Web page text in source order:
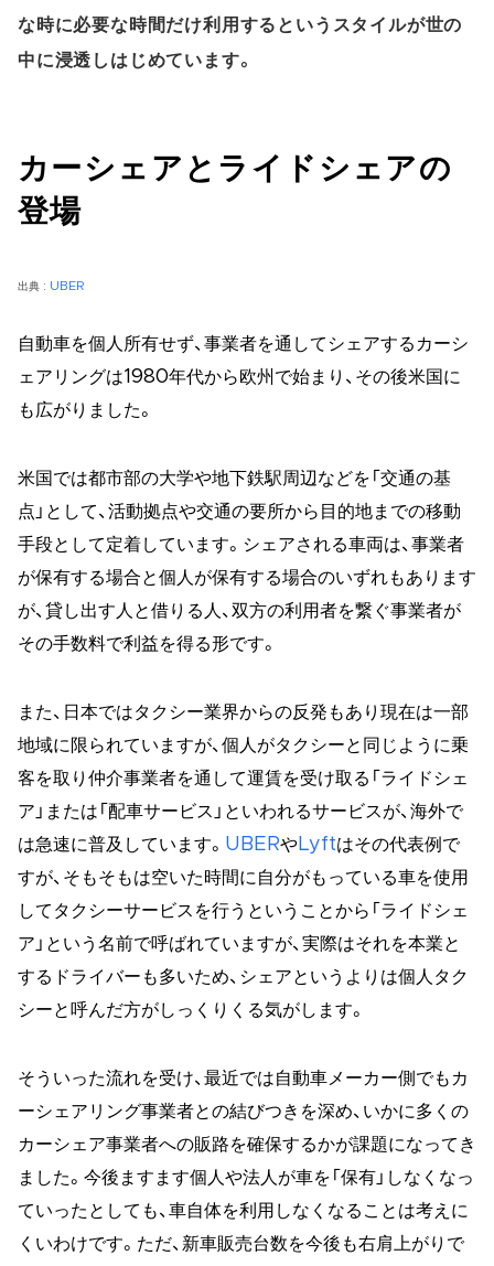
な時に必要な時間だけ利用するというスタイルが世の
中に浸透しはじめています。
カーシェアとライドシェアの
登場
出典 : UBER
自動車を個人所有せず、事業者を通してシェアするカーシ
ェアリングは1980年代から欧州で始まり、その後米国に
も広がりました。
米国では都市部の大学や地下鉄駅周辺などを「交通の基
点」として、活動拠点や交通の要所から目的地までの移動
手段として定着しています。シェアされる車両は、事業者
が保有する場合と個人が保有する場合のいずれもあります
が、貸し出す人と借りる人、双方の利用者を繋ぐ事業者が
その手数料で利益を得る形です。
また、日本ではタクシー業界からの反発もあり現在は一部
地域に限られていますが、個人がタクシーと同じように乗
客を取り仲介事業者を通して運賃を受け取る「ライドシェ
ア」または「配車サービス」といわれるサービスが、海外で
は急速に普及しています。 UBERやLyftはその代表例で
すが、そもそもは空いた時間に自分がもっている車を使用
してタクシーサービスを行うということから「ライドシェ
ア」という名前で呼ばれていますが、実際はそれを本業と
するドライバーも多いため、シェアというよりは個人タク
シーと呼んだ方がしっくりくる気がします。
そういった流れを受け、最近では自動車メーカー側でもカ
ーシェアリング事業者との結びつきを深め、いかに多くの
カーシェア事業者への販路を確保するかが課題になってき
ました。今後ますます個人や法人が車を「保有」しなくなっ
ていったとしても、車自体を利用しなくなることは考えに
くいわけです。ただ、新車販売台数を今後も右肩上がりで